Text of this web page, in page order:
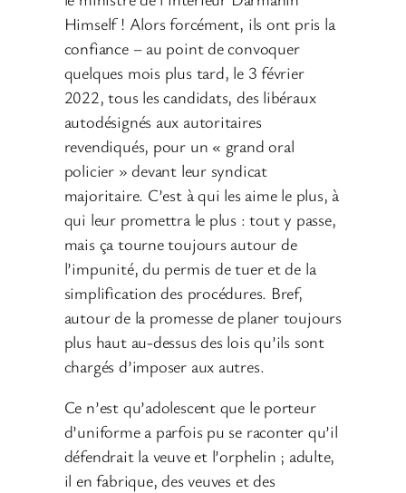
Himself ! Alors forcément, ils ont pris la
confiance – au point de convoquer
quelques mois plus tard, le 3 février
2022, tous les candidats, des libéraux
autodésignés aux autoritaires
revendiqués, pour un « grand oral
policier » devant leur syndicat
majoritaire. C’est à qui les aime le plus, à
qui leur promettra le plus : tout y passe,
mais ça tourne toujours autour de
l’impunité, du permis de tuer et de la
simplification des procédures. Bref,
autour de la promesse de planer toujours
plus haut au-dessus des lois qu’ils sont
chargés d’imposer aux autres.
Ce n’est qu’adolescent que le porteur
d’uniforme a parfois pu se raconter qu’il
défendrait la veuve et l’orphelin ; adulte,
il en fabrique, des veuves et des